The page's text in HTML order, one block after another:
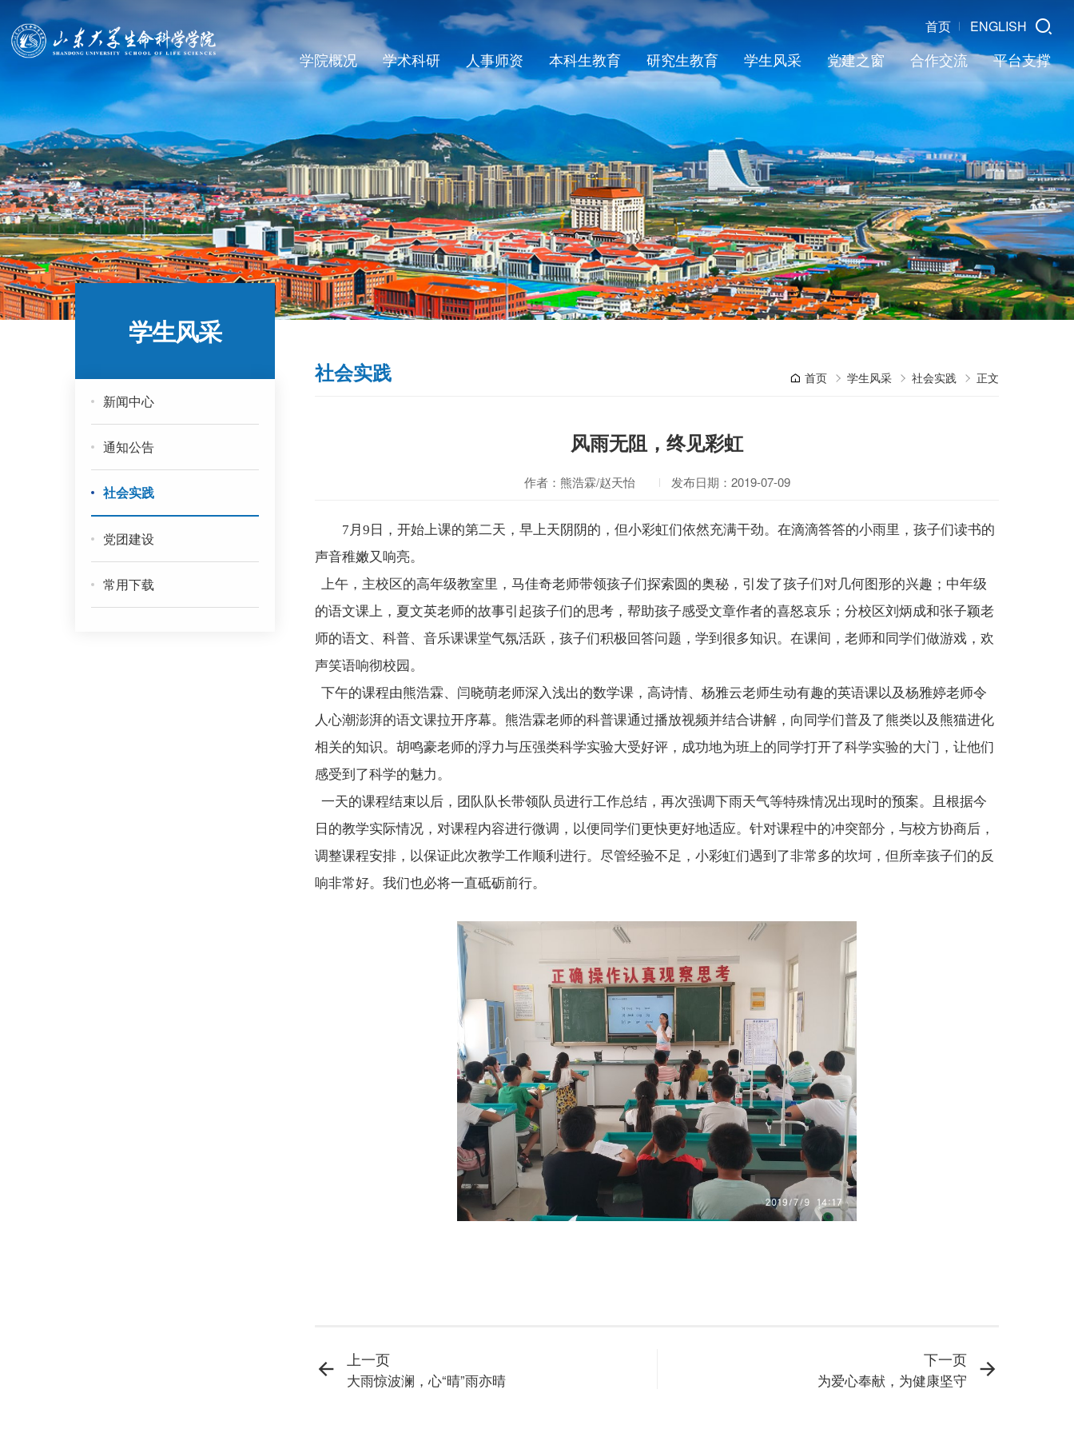
首页 ENGLISH
学院概况 学术科研 人事师资 本科生教育 研究生教育 学生风采 党建之窗 合作交流 平台支撑
学生风采
新闻中心
通知公告
社会实践
党团建设
常用下载
社会实践 首页 学生风采 社会实践 正文
风雨无阻，终见彩虹
作者：熊浩霖/赵天怡 发布日期：2019-07-09
7月9日，开始上课的第二天，早上天阴阴的，但小彩虹们依然充满干劲。在滴滴答答的小雨里，孩子们读书的
声音稚嫩又响亮。
上午，主校区的高年级教室里，马佳奇老师带领孩子们探索圆的奥秘，引发了孩子们对几何图形的兴趣；中年级
的语文课上，夏文英老师的故事引起孩子们的思考，帮助孩子感受文章作者的喜怒哀乐；分校区刘炳成和张子颖老
师的语文、科普、音乐课课堂气氛活跃，孩子们积极回答问题，学到很多知识。在课间，老师和同学们做游戏，欢
声笑语响彻校园。
下午的课程由熊浩霖、闫晓萌老师深入浅出的数学课，高诗情、杨雅云老师生动有趣的英语课以及杨雅婷老师令
人心潮澎湃的语文课拉开序幕。熊浩霖老师的科普课通过播放视频并结合讲解，向同学们普及了熊类以及熊猫进化
相关的知识。胡鸣豪老师的浮力与压强类科学实验大受好评，成功地为班上的同学打开了科学实验的大门，让他们
感受到了科学的魅力。
一天的课程结束以后，团队队长带领队员进行工作总结，再次强调下雨天气等特殊情况出现时的预案。且根据今
日的教学实际情况，对课程内容进行微调，以便同学们更快更好地适应。针对课程中的冲突部分，与校方协商后，
调整课程安排，以保证此次教学工作顺利进行。尽管经验不足，小彩虹们遇到了非常多的坎坷，但所幸孩子们的反
响非常好。我们也必将一直砥砺前行。
上一页
大雨惊波澜，心“晴”雨亦晴
下一页
为爱心奉献，为健康坚守